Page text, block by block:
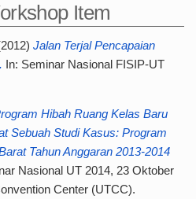
Item
Jalan Terjal Pencapaian
In: Seminar Nasional FISIP-UT
Hibah Ruang Kelas Baru
Sebuah Studi Kasus: Program
Tahun Anggaran 2013-2014
Nasional UT 2014, 23 Oktober
Center (UTCC).